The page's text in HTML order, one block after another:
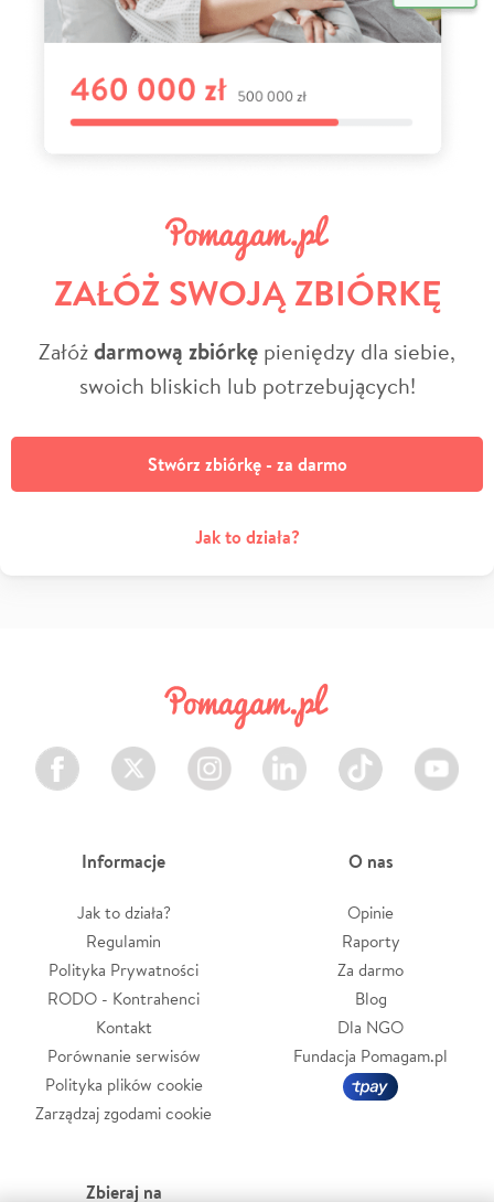
ZAŁÓŻ SWOJĄ ZBIÓRKĘ
Załóżdarmową zbiórkę pieniędzy dla siebie,
swoich bliskich lub potrzebujących!
Stwórz zbiórkę - za darmo
Jak to działa?
Facebook Twitter Instagram LinkedIn TikTok Youtube
Informacje
Jak to działa?
Regulamin
Polityka Prywatności
RODO - Kontrahenci
Kontakt
Porównanie serwisów
Polityka plików cookie
Zarządzaj zgodami cookie
O nas
Opinie
Raporty
Za darmo
Blog
Dla NGO
Fundacja Pomagam.pl
Zbieraj na